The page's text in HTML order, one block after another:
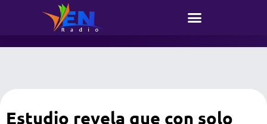
Estudio revela que con solo